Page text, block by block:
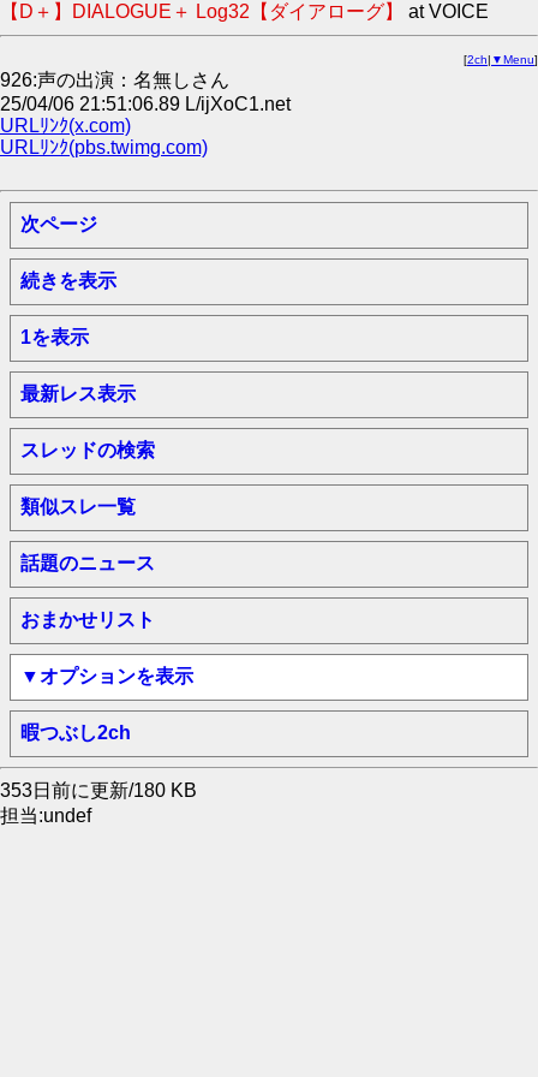
【D＋】DIALOGUE＋ Log32【ダイアローグ】 at VOICE
[2ch| ▼Menu]
926:声の出演：名無しさん
25/04/06 21:51:06.89 L/ijXoC1.net
URLﾘﾝｸ(x.com)
URLﾘﾝｸ(pbs.twimg.com)
次ページ
続きを表示
1を表示
最新レス表示
スレッドの検索
類似スレ一覧
話題のニュース
おまかせリスト
▼オプションを表示
暇つぶし2ch
353日前に更新/180 KB
担当:undef